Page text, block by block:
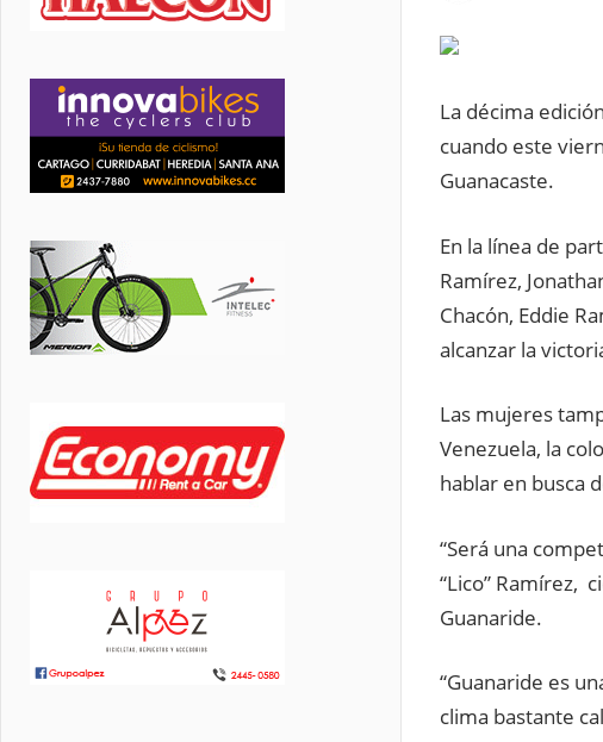
La décima
cuando este
Guanacaste.
En la línea de
Ramírez,
Chacón, Eddie
alcanzar la
Las mujeres
Venezuela, la
hablar en busca
“Será una
“Lico” Ramírez,
Guanaride.
“Guanaride es
clima bastante